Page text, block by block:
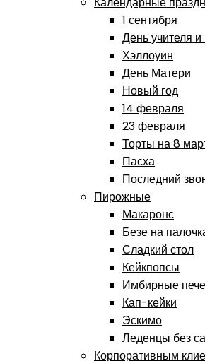
1 сентября
День учителя и
Хэллоуин
День Матери
Новый год
14 февраля
23 февраля
Торты на 8
Пасха
Последний
Пирожные
Макаронс
Безе на
Сладкий стол
Кейкпопсы
Имбирные
Кап-кейки
Эскимо
Леденцы без
Корпоративным